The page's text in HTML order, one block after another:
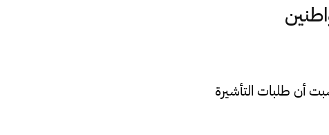
أن طلبات التأشيرة